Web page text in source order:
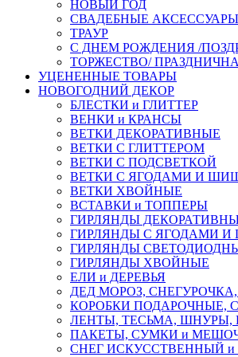
НОВЫЙ ГОД
СВАДЕБНЫЕ АКСЕССУАРЫ
ТРАУР
С ДНЕМ РОЖДЕНИЯ /
ТОРЖЕСТВО/
УЦЕНЕННЫЕ ТОВАРЫ
НОВОГОДНИЙ ДЕКОР
БЛЕСТКИ и ГЛИТТЕР
ВЕНКИ и КРАНСЫ
ВЕТКИ ДЕКОРАТИВНЫЕ
ВЕТКИ С ГЛИТТЕРОМ
ВЕТКИ С ПОДСВЕТКОЙ
ВЕТКИ С ЯГОДАМИ И
ВЕТКИ ХВОЙНЫЕ
ВСТАВКИ и ТОППЕРЫ
ГИРЛЯНДЫ
ГИРЛЯНДЫ С ЯГОДАМИ
ГИРЛЯНДЫ
ГИРЛЯНДЫ ХВОЙНЫЕ
ЕЛИ и ДЕРЕВЬЯ
ДЕД МОРОЗ,
КОРОБКИ ПОДАРОЧНЫЕ,
ЛЕНТЫ, ТЕСЬМА, ШНУРЫ,
ПАКЕТЫ, СУМКИ и
СНЕГ ИСКУССТВЕННЫЙ